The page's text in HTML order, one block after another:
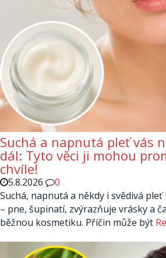
Suchá a napnutá pleť vás
dál: Tyto věci ji mohou
chvíle!
5.8.2026
0
Suchá, napnutá a někdy i svědivá
– pne, šupinatí, zvýrazňuje vrásky a
běžnou kosmetiku. Příčin může být